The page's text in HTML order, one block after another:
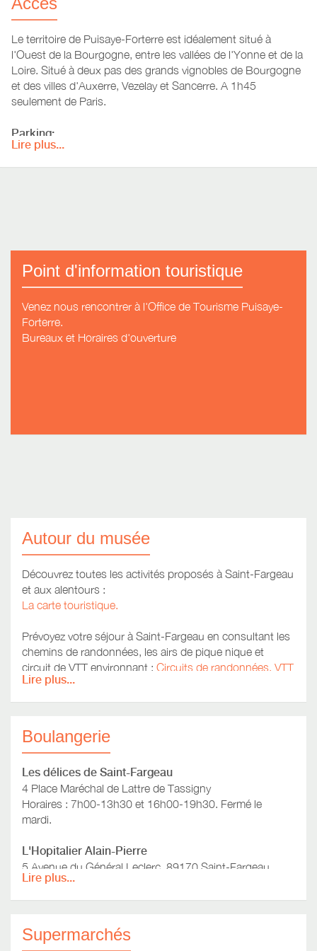
Le territoire de Puisaye-Forterre est idéalement situé à
l'Ouest de la Bourgogne, entre les vallées de l'Yonne et de la
Loire. Situé à deux pas des grands vignobles de Bourgogne
et des villes d'Auxerre, Vezelay et Sancerre. A 1h45
seulement de Paris.
Parking:
Des places de parking sont à votre disposition autour
du musée (place de l'hôtel de ville, place du monument
Accès en bus, en train, en avion:toutes les informations.
Lire plus...
Point d'information touristique
Venez nous rencontrer à l'Office de Tourisme Puisaye-
Forterre.
Bureaux et Horaires d'ouverture
Autour du musée
Découvrez toutes les activités proposés à Saint-Fargeau
et aux alentours :
La carte touristique.
Prévoyez votre séjour à Saint-Fargeau en consultant les
chemins de randonnées, les airs de pique nique et
circuit de VTT environnant : Circuits de randonnées, VTT
Lire plus...
Boulangerie
Les délices de Saint-Fargeau
4 Place Maréchal de Lattre de Tassigny
Horaires : 7h00-13h30 et 16h00-19h30. Fermé le
mardi.
L'Hopitalier Alain-Pierre
5 Avenue du Général Leclerc, 89170 Saint-Fargeau
Pâtisserie Flechais
Horaires : 8h30-13h00 et 15h00-19h00. Fermé le lundi.
Lire plus...
Supermarchés